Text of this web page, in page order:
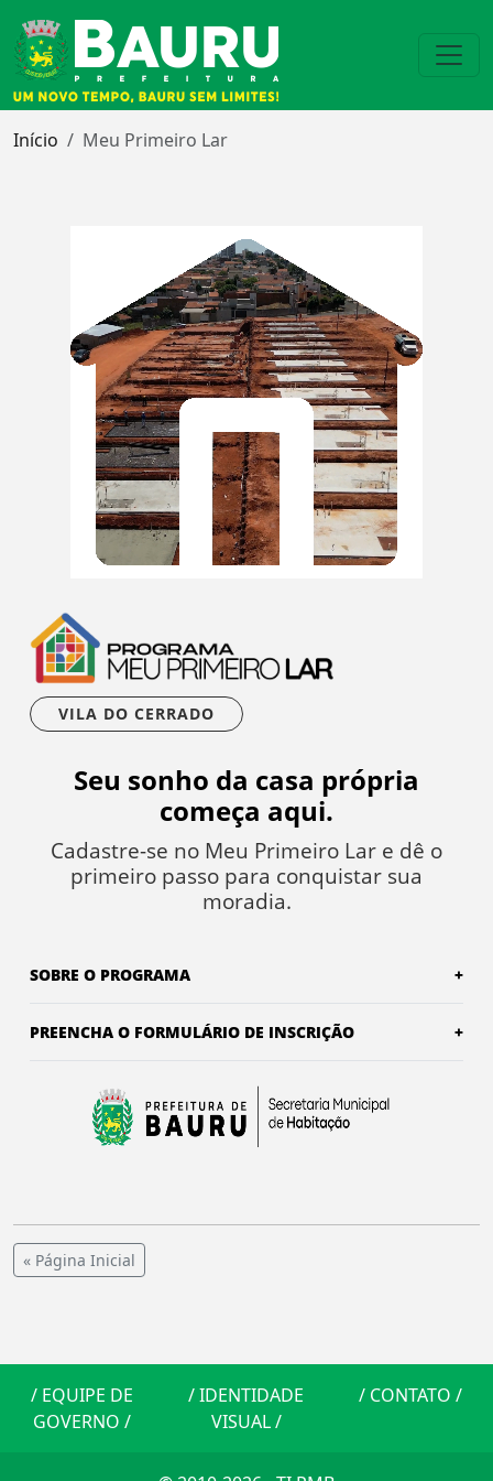
Início Meu Primeiro Lar
VILA DO CERRADO
Seu sonho da casa própria
começa aqui.
Cadastre-se no Meu Primeiro Lar e dê o
primeiro passo para conquistar sua
moradia.
SOBRE O PROGRAMA +
PREENCHA O FORMULÁRIO DE INSCRIÇÃO +
« Página Inicial
/ EQUIPE DE
GOVERNO /
/IDENTIDADE
VISUAL/
/ CONTATO /